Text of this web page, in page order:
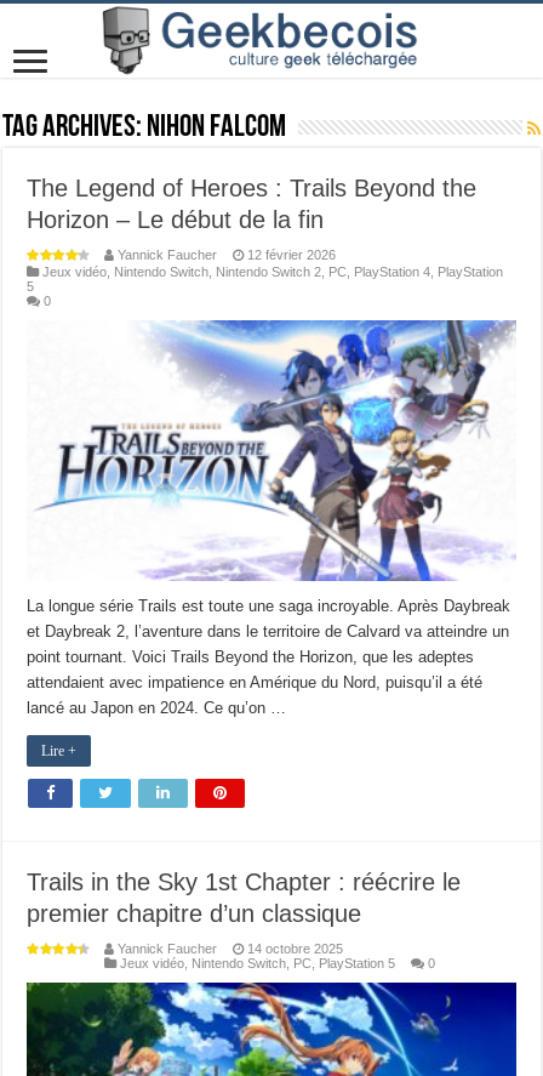
Tag Archives: Nihon Falcom
The Legend of Heroes : Trails Beyond the
Horizon – Le début de la fin
Yannick Faucher
12 février 2026
Jeux vidéo Nintendo Switch Nintendo Switch 2 PC PlayStation 4 PlayStation
5
0
La longue série Trails est toute une saga incroyable. Après Daybreak
et Daybreak 2, l’aventure dans le territoire de Calvard va atteindre un
point tournant. Voici Trails Beyond the Horizon, que les adeptes
attendaient avec impatience en Amérique du Nord, puisqu’il a été
lancé au Japon en 2024. Ce qu’on …
Lire +
Trails in the Sky 1st Chapter : réécrire le
premier chapitre d’un classique
Yannick Faucher
14 octobre 2025
Jeux vidéo Nintendo Switch PC PlayStation 5 0